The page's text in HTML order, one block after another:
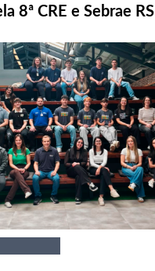
8ª CRE e Sebrae RS